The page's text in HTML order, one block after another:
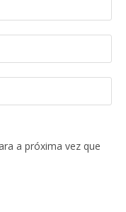
a próxima vez que